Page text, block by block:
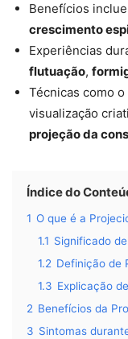
Benefícios
crescimento
Experiências
flutuação,
Técnicas como
visualização
projeção da
Índice do
1 O que é a
1.1 Significado
1.2 Definição de
1.3 Explicação
2 Benefícios da
3 Sintomas